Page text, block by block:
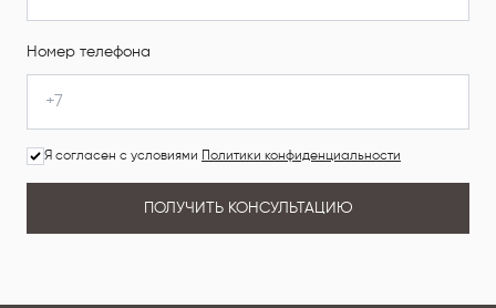
Номер телефона
Я согласен с условиями Политики конфиденциальности
ПОЛУЧИТЬ КОНСУЛЬТАЦИЮ